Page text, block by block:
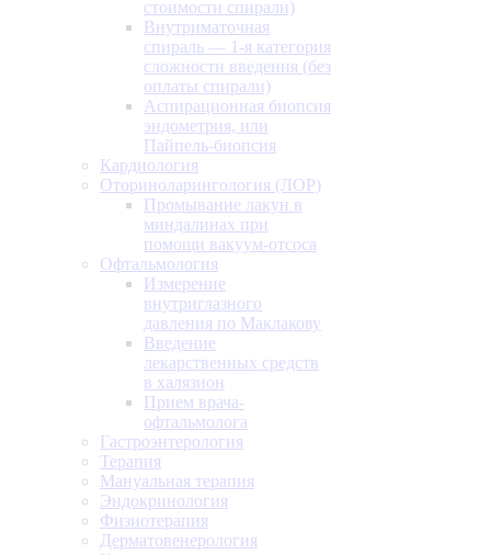
стоимости спирали)
Внутриматочная
спираль — 1-я категория
сложности введения (без
оплаты спирали)
Аспирационная биопсия
эндометрия, или
Пайпель-биопсия
Кардиология
Оториноларингология (ЛОР)
Промывание лакун в
миндалинах при
помощи вакуум-отсоса
Офтальмология
Измерение
внутриглазного
давления по Маклакову
Введение
лекарственных средств
в халязион
Прием врача-
офтальмолога
Гастроэнтерология
Терапия
Мануальная терапия
Эндокринология
Физиотерапия
Дерматовенерология